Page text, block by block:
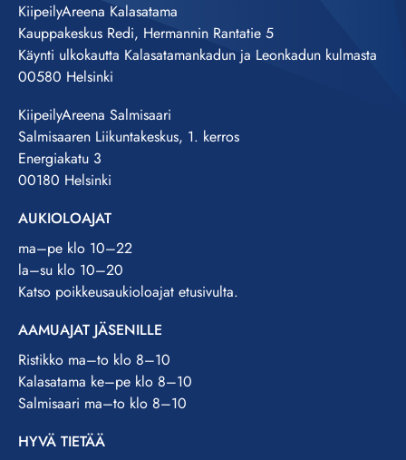
KiipeilyAreena Kalasatama
Kauppakeskus Redi, Hermannin Rantatie 5
Käynti ulkokautta Kalasatamankadun ja Leonkadun kulmasta
00580 Helsinki
KiipeilyAreena Salmisaari
Salmisaaren Liikuntakeskus, 1. kerros
Energiakatu 3
00180 Helsinki
AUKIOLOAJAT
ma–pe klo 10–22
la–su klo 10–20
Katso poikkeusaukioloajat etusivulta.
AAMUAJAT JÄSENILLE
Ristikko ma–to klo 8–10
Kalasatama ke–pe klo 8–10
Salmisaari ma–to klo 8–10
HYVÄ TIETÄÄ